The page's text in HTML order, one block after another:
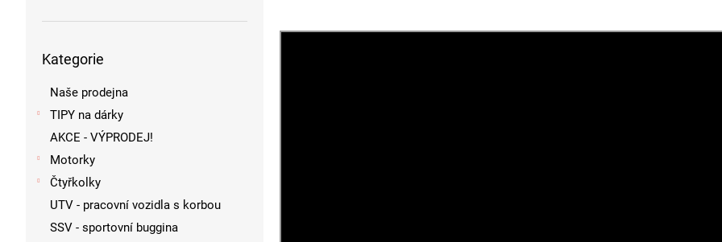
kategorie
Kategorie
Naše prodejna
TIPY na dárky
AKCE - VÝPRODEJ!
Motorky
Čtyřkolky
UTV - pracovní vozidla s korbou
SSV - sportovní buggina